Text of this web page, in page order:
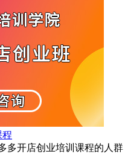
程
多开店创业培训课程的人群